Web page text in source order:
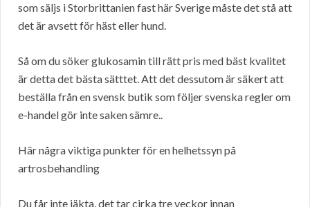
som säljs i Storbrittanien fast här Sverige måste det stå att
det är avsett för häst eller hund.
Så om du söker glukosamin till rätt pris med bäst kvalitet
är detta det bästa sätttet. Att det dessutom är säkert att
beställa från en svensk butik som följer svenska regler om
e-handel gör inte saken sämre..
Här några viktiga punkter för en helhetssyn på
artrosbehandling
Du får inte jäkta, det tar cirka tre veckor innan